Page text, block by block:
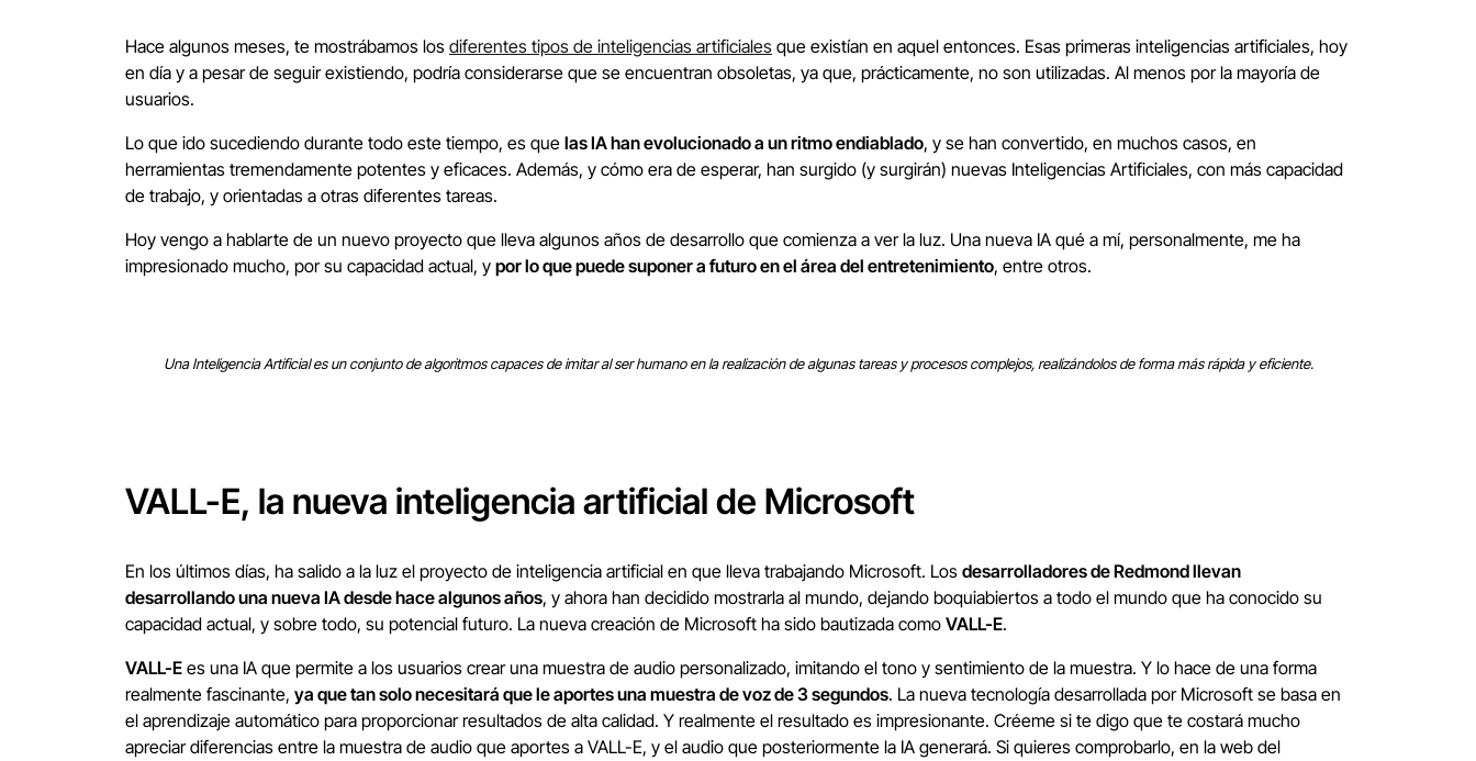
Hace algunos meses, te mostrábamos los diferentes tipos de inteligencias artificiales que existían en aquel entonces. Esas primeras inteligencias artificiales, hoy
en día y a pesar de seguir existiendo, podría considerarse que se encuentran obsoletas, ya que, prácticamente, no son utilizadas. Al menos por la mayoría de
usuarios.
Lo que ido sucediendo durante todo este tiempo, es que las IA han evolucionado a un ritmo endiablado, y se han convertido, en muchos casos, en
herramientas tremendamente potentes y eficaces. Además, y cómo era de esperar, han surgido (y surgirán) nuevas Inteligencias Artificiales, con más capacidad
de trabajo, y orientadas a otras diferentes tareas.
Hoy vengo a hablarte de un nuevo proyecto que lleva algunos años de desarrollo que comienza a ver la luz. Una nueva IA qué a mí, personalmente, me ha
impresionado mucho, por su capacidad actual, y por lo que puede suponer a futuro en el área del entretenimiento, entre otros.
Una Inteligencia Artificial es un conjunto de algoritmos capaces de imitar al ser humanoen la realización de algunas tareas y procesos complejos, realizándolos de forma más rápida y eficiente.
VALL-E, la nueva inteligencia artificial de Microsoft
En los últimos días, ha salido a la luz el proyecto de inteligencia artificial en que lleva trabajando Microsoft. Los desarrolladores de Redmond llevan
desarrollando una nueva IA desde hace algunos años, y ahora han decidido mostrarla al mundo, dejando boquiabiertos a todo el mundo que ha conocido su
capacidad actual, y sobre todo, su potencial futuro. La nueva creación de Microsoft ha sido bautizada como VALL-E.
VALL-E es una IA que permite a los usuarios crear una muestra de audio personalizado, imitando el tono y sentimiento de la muestra. Y lo hace de una forma
realmente fascinante, ya que tan solo necesitará que le aportes una muestra de voz de 3 segundos. La nueva tecnología desarrollada por Microsoft se basa en
el aprendizaje automático para proporcionar resultados de alta calidad. Y realmente el resultado es impresionante. Créeme si te digo que te costará mucho
apreciar diferencias entre la muestra de audio que aportes a VALL-E, y el audio que posteriormente la IA generará. Si quieres comprobarlo, en la web del